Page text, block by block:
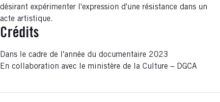
désirant expérimenter l'expression d'une résistance dans un
acte artistique.
Crédits
Dans le cadre de l'année du documentaire 2023
En collaboration avec le ministère de la Culture – DGCA